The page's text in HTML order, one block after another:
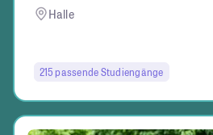
Halle
215 passende Studiengänge